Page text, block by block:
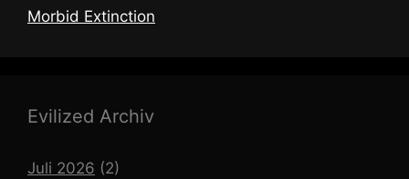
Morbid Extinction
Evilized Archiv
Juli 2026 (2)